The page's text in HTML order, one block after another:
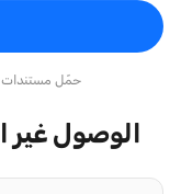
حمّل مستندات تصل إلى 100
الوصول غير